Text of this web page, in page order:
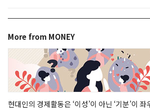
More from MONEY
현대인의 경제활동은 ‘이성’이 아닌 ‘기분’이 좌